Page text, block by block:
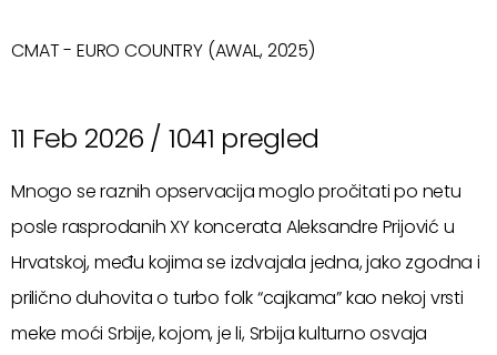
CMAT - EURO COUNTRY (AWAL, 2025)
11 Feb 2026 / 1041 pregled
Mnogo se raznih opservacija moglo pročitati po netu
posle rasprodanih XY koncerata Aleksandre Prijović u
Hrvatskoj, među kojima se izdvajala jedna, jako zgodna i
prilično duhovita o turbo folk “cajkama” kao nekoj vrsti
meke moći Srbije, kojom, je li, Srbija kulturno osvaja